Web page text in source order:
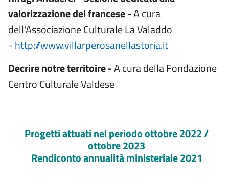
valorizzazione del francese -A cura
dell'Associazione Culturale La Valaddo
-http://www.villarperosanellastoria.it
Decrire notre territoire -A cura della Fondazione
Centro Culturale Valdese
Progetti attuati nel periodo ottobre 2022 /
ottobre 2023
Rendiconto annualità ministeriale 2021